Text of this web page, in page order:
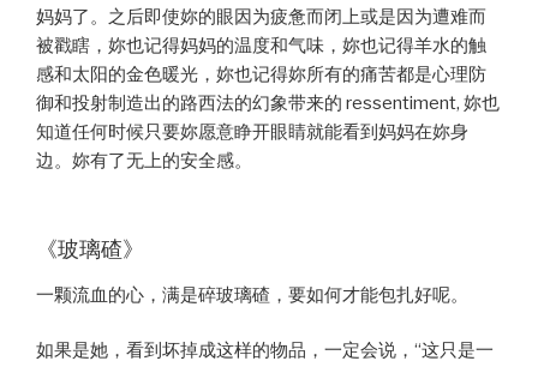
妈妈了。之后即使妳的眼因为疲惫而闭上或是因为遭难而
被戳瞎，妳也记得妈妈的温度和气味，妳也记得羊水的触
感和太阳的金色暖光，妳也记得妳所有的痛苦都是心理防
御和投射制造出的路西法的幻象带来的 ressentiment, 妳也
知道任何时候只要妳愿意睁开眼睛就能看到妈妈在妳身
边。妳有了无上的安全感。
《玻璃碴》
一颗流血的心，满是碎玻璃碴，要如何才能包扎好呢。
如果是她，看到坏掉成这样的物品，一定会说，“这只是一